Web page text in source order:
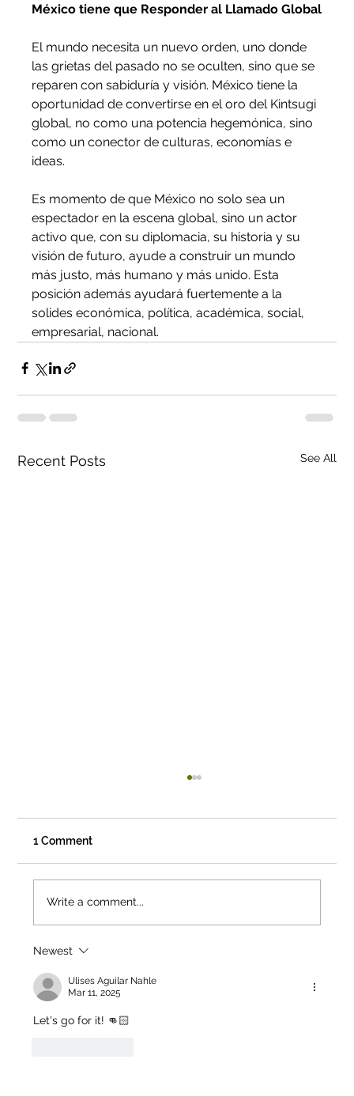
México tiene que Responder al Llamado Global
El mundo necesita un nuevo orden, uno donde
las grietas del pasado no se oculten, sino que se
reparen con sabiduría y visión. México tiene la
oportunidad de convertirse en el oro del Kintsugi
global, no como una potencia hegemónica, sino
como un conector de culturas, economías e
ideas.
Es momento de que México no solo sea un
espectador en la escena global, sino un actor
activo que, con su diplomacia, su historia y su
visión de futuro, ayude a construir un mundo
más justo, más humano y más unido. Esta
posición además ayudará fuertemente a la
solides económica, política, académica, social,
empresarial, nacional.
Recent Posts See All
01 — Los Ángeles, California, USA.
Creative & Cultural Icons.
1 Comment
Write a comment...
Newest
Ulises Aguilar Nahle
Mar 11, 2025
Let's go for it! 👊🏻